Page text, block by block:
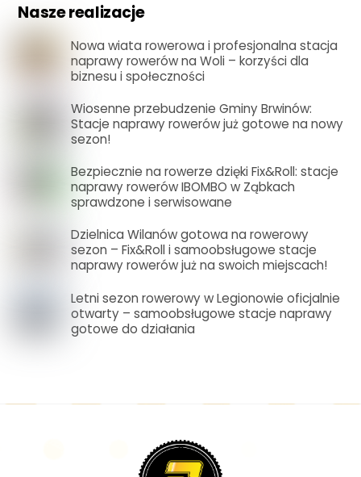
Nasze realizacje
Nowa wiata rowerowa i profesjonalna stacja
naprawy rowerów na Woli – korzyści dla
biznesu i społeczności
Wiosenne przebudzenie Gminy Brwinów:
Stacje naprawy rowerów już gotowe na nowy
sezon!
Bezpiecznie na rowerze dzięki Fix&Roll: stacje
naprawy rowerów IBOMBO w Ząbkach
sprawdzone i serwisowane
Dzielnica Wilanów gotowa na rowerowy
sezon – Fix&Roll i samoobsługowe stacje
naprawy rowerów już na swoich miejscach!
Letni sezon rowerowy w Legionowie oficjalnie
otwarty – samoobsługowe stacje naprawy
gotowe do działania
Back
To